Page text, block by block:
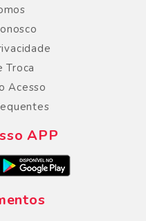
Troca
Acesso
APP